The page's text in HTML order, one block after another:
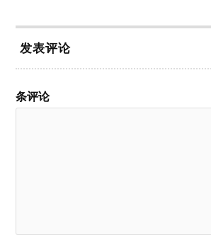
发表评论
条评论